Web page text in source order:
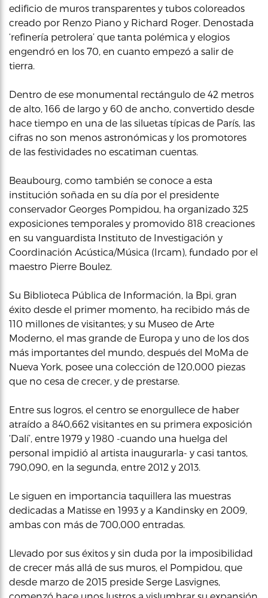
edificio de muros transparentes y tubos coloreados
creado por Renzo Piano y Richard Roger. Denostada
‘refinería petrolera’ que tanta polémica y elogios
engendró en los 70, en cuanto empezó a salir de
tierra.
Dentro de ese monumental rectángulo de 42 metros
de alto, 166 de largo y 60 de ancho, convertido desde
hace tiempo en una de las siluetas típicas de París, las
cifras no son menos astronómicas y los promotores
de las festividades no escatiman cuentas.
Beaubourg, como también se conoce a esta
institución soñada en su día por el presidente
conservador Georges Pompidou, ha organizado 325
exposiciones temporales y promovido 818 creaciones
en su vanguardista Instituto de Investigación y
Coordinación Acústica/Música (Ircam), fundado por el
maestro Pierre Boulez.
Su Biblioteca Pública de Información, la Bpi, gran
éxito desde el primer momento, ha recibido más de
110 millones de visitantes; y su Museo de Arte
Moderno, el mas grande de Europa y uno de los dos
más importantes del mundo, después del MoMa de
Nueva York, posee una colección de 120,000 piezas
que no cesa de crecer, y de prestarse.
Entre sus logros, el centro se enorgullece de haber
atraído a 840,662 visitantes en su primera exposición
‘Dalí’, entre 1979 y 1980 -cuando una huelga del
personal impidió al artista inaugurarla- y casi tantos,
790,090, en la segunda, entre 2012 y 2013.
Le siguen en importancia taquillera las muestras
dedicadas a Matisse en 1993 y a Kandinsky en 2009,
ambas con más de 700,000 entradas.
Llevado por sus éxitos y sin duda por la imposibilidad
de crecer más allá de sus muros, el Pompidou, que
desde marzo de 2015 preside Serge Lasvignes,